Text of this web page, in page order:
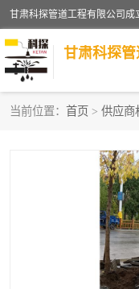
甘肃科探
当前位置： 首页 > 供应商
漏水检查维修
供热管道漏水
自来水管漏水